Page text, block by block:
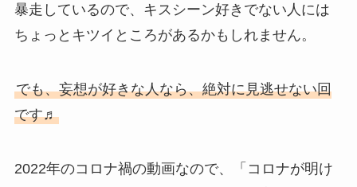
暴走しているので、キスシーン好きでない人には
ちょっとキツイところがあるかもしれません。
でも、妄想が好きな人なら、絶対に見逃せない回
です♬
2022年のコロナ禍の動画なので、「コロナが明け